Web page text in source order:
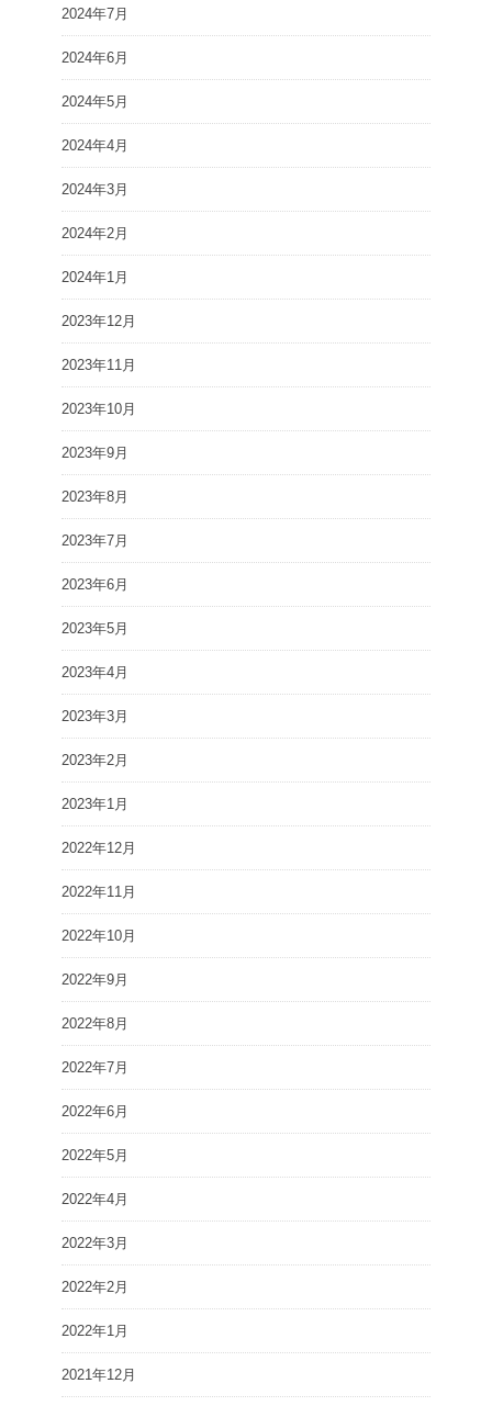
2024年7月
2024年6月
2024年5月
2024年4月
2024年3月
2024年2月
2024年1月
2023年12月
2023年11月
2023年10月
2023年9月
2023年8月
2023年7月
2023年6月
2023年5月
2023年4月
2023年3月
2023年2月
2023年1月
2022年12月
2022年11月
2022年10月
2022年9月
2022年8月
2022年7月
2022年6月
2022年5月
2022年4月
2022年3月
2022年2月
2022年1月
2021年12月